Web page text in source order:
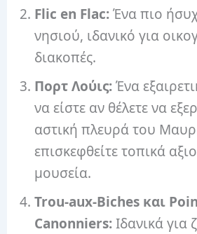
Flic en Flac:Ένα πιο
νησιού, ιδανικό για
διακοπές.
Πορτ Λούις:Ένα
να είστε αν θέλετε να
αστική πλευρά του
επισκεφθείτε τοπικά
μουσεία.
Trou-aux-Biches και
Canonniers:Ιδανικά για